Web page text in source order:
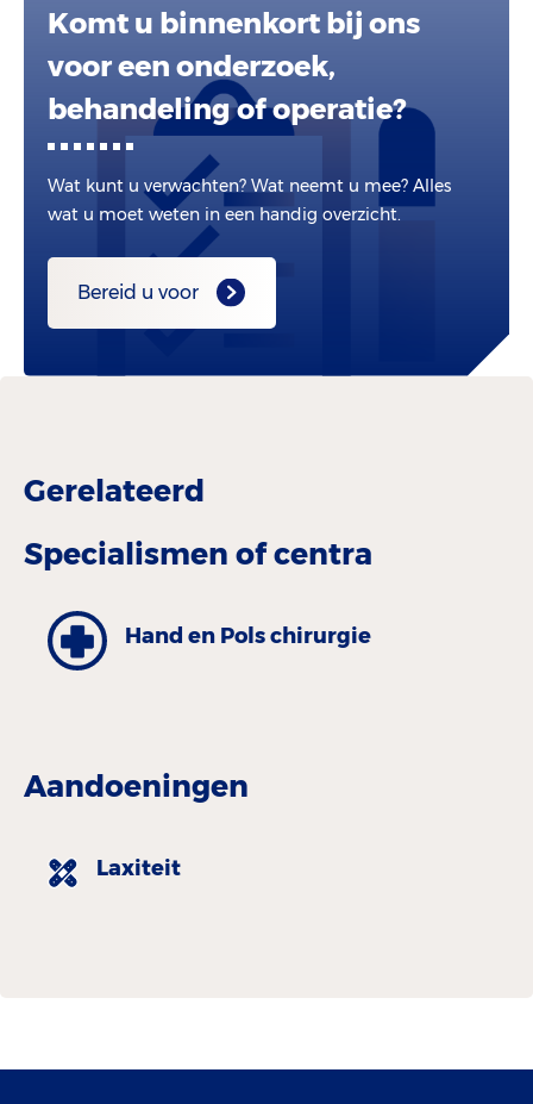
Komt u binnenkort bij ons
voor een onderzoek,
behandeling of operatie?
Wat kunt u verwachten? Wat neemt u mee? Alles
wat u moet weten in een handig overzicht.
Bereid u voor
Gerelateerd
Specialismen of centra
Hand en Pols chirurgie
Aandoeningen
Laxiteit